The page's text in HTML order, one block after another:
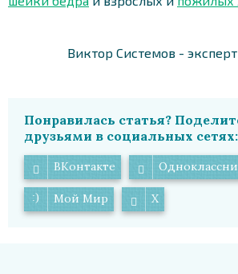
Виктор Системов -
Понравилась статья?
друзьями в социальных сетях:
ВКонтакте
Мой Мир X